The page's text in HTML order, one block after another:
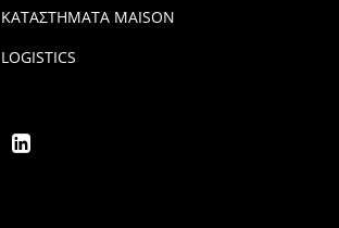
ΚΑΤΑΣΤΗΜΑΤΑ MAISON
LOGISTICS